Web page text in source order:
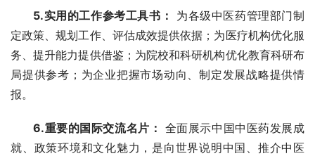
5.实用的工作参考工具书：
为各级中医药管理部门制
定政策、规划工作、评估成效提供依据；为医疗机构优化服
务、提升能力提供借鉴；为院校和科研机构优化教育科研布
局提供参考；为企业把握市场动向、制定发展战略提供情
报。
6.重要的国际交流名片： 全面展示中国中医药发展成
就、政策环境和文化魅力，是向世界说明中国、推介中医